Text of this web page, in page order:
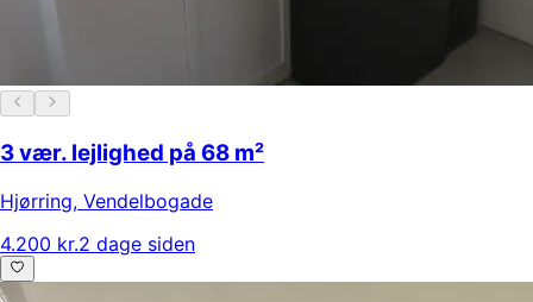
3 vær. lejlighed på 68 m²
Hjørring, Vendelbogade
4.200 kr.2 dage siden